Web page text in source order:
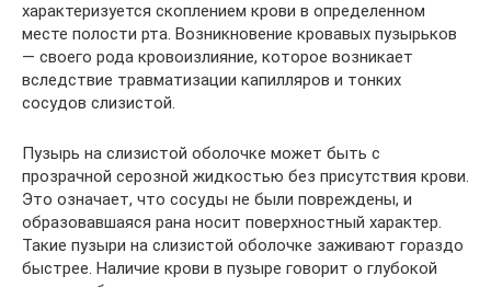
характеризуется скоплением крови в определенном
месте полости рта. Возникновение кровавых пузырьков
— своего рода кровоизлияние, которое возникает
вследствие травматизации капилляров и тонких
сосудов слизистой.
Пузырь на слизистой оболочке может быть с
прозрачной серозной жидкостью без присутствия крови.
Это означает, что сосуды не были повреждены, и
образовавшаяся рана носит поверхностный характер.
Такие пузыри на слизистой оболочке заживают гораздо
быстрее. Наличие крови в пузыре говорит о глубокой